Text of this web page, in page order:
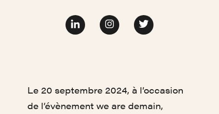
Page LinkedinPage Facebook
Page twitter
Le 20 septembre 2024, à l’occasion
de l’évènement we are demain,